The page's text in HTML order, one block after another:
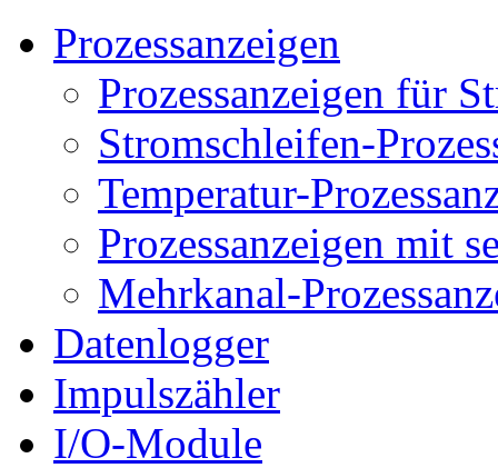
Prozessanzeigen
Prozessanzeigen für
Stromschleifen-
Temperatur-
Prozessanzeigen mit
Mehrkanal-
Datenlogger
Impulszähler
I/O-Module